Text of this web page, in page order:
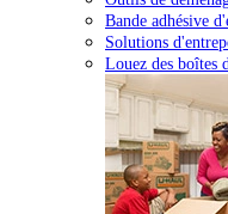
Bande adhésive
Solutions
Louez des boîtes